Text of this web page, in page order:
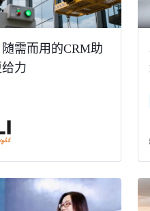
需而用的CRM助
力